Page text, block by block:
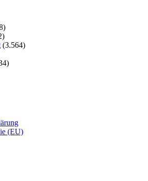
(3.564)
(EU)